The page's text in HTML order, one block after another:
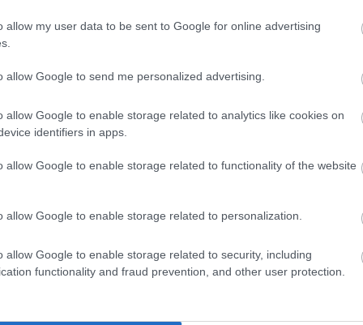
allow my user data to be sent to Google for online advertising
allow Google to send me personalized advertising.
allow Google to enable storage related to analytics like cookies on
identifiers in apps.
allow Google to enable storage related to functionality of the website
allow Google to enable storage related to personalization.
allow Google to enable storage related to security, including
functionality and fraud prevention, and other user protection.
Ακολουθήστε το pronews.grστο Google News και
πρώτοι όλες τις ειδήσεις
ΑΤΑΛΑΝΤΗ ΔΙΑΜΑΡΤΥΡΙΑ
μας ζωντανά στο